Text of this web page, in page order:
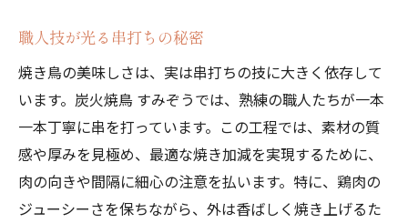
職人技が光る串打ちの秘密
焼き鳥の美味しさは、実は串打ちの技に大きく依存して
います。炭火焼鳥 すみぞうでは、熟練の職人たちが一本
一本丁寧に串を打っています。この工程では、素材の質
感や厚みを見極め、最適な焼き加減を実現するために、
肉の向きや間隔に細心の注意を払います。特に、鶏肉の
ジューシーさを保ちながら、外は香ばしく焼き上げるた